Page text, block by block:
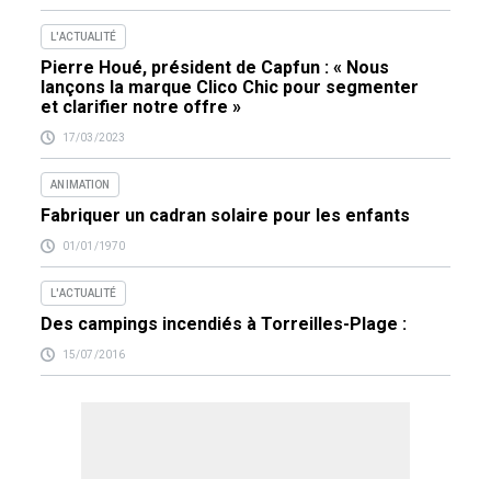
L'ACTUALITÉ
Pierre Houé, président de Capfun : « Nous
lançons la marque Clico Chic pour segmenter
et clarifier notre offre »
17/03/2023
ANIMATION
Fabriquer un cadran solaire pour les enfants
01/01/1970
L'ACTUALITÉ
Des campings incendiés à Torreilles-Plage :
15/07/2016